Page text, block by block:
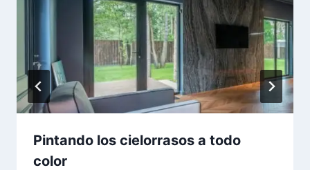
Pintando los cielorrasos a todo
color